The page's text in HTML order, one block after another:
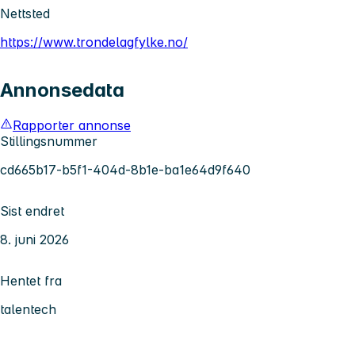
Nettsted
https://www.trondelagfylke.no/
Annonsedata
Rapporter annonse
Stillingsnummer
cd665b17-b5f1-404d-8b1e-ba1e64d9f640
Sist endret
8. juni 2026
Hentet fra
talentech